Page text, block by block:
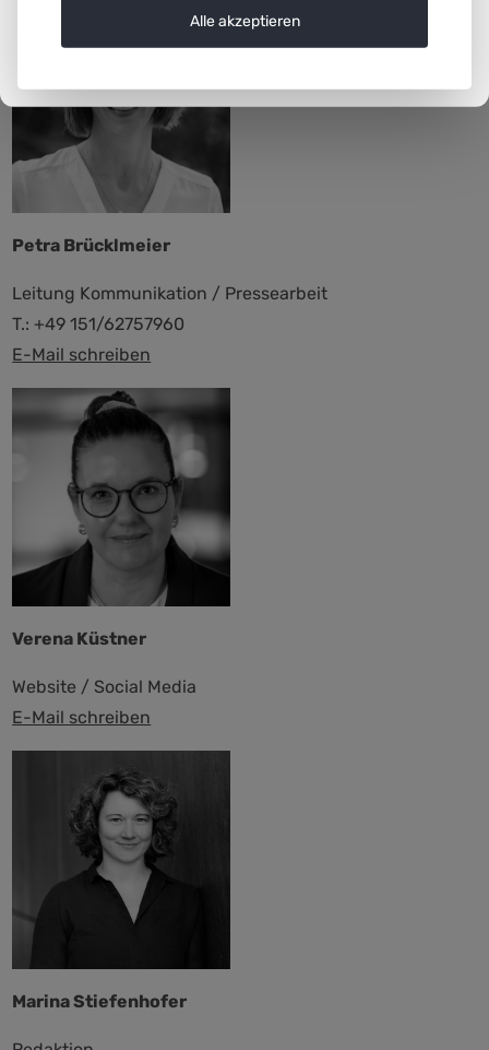
Petra Brücklmeier
Leitung Kommunikation / Pressearbeit
T.: +49 151/62757960
E-Mail schreiben
Verena Küstner
Website / Social Media
E-Mail schreiben
Marina Stiefenhofer
Alle akzeptieren